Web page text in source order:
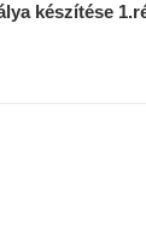
készítése